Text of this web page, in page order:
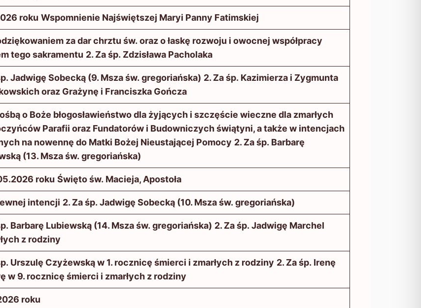
roku Wspomnienie Najświętszej Maryi Panny Fatimskiej
za dar chrztu św. oraz o łaskę rozwoju i owocnej współpracy
tego sakramentu 2. Za śp. Zdzisława Pacholaka
Jadwigę Sobecką (9. Msza św. gregoriańska) 2. Za śp. Kazimierza i Zygmunta
oraz Grażynę i Franciszka Gończa
o Boże błogosławieństwo dla żyjących i szczęście wieczne dla zmarłych
Parafii oraz Fundatorów i Budowniczych świątyni, a także w intencjach
na nowennę do Matki Bożej Nieustającej Pomocy 2. Za śp. Barbarę
(13. Msza św. gregoriańska)
roku Święto św. Macieja, Apostoła
intencji 2. Za śp. Jadwigę Sobecką (10. Msza św. gregoriańska)
Barbarę Lubiewską (14. Msza św. gregoriańska) 2. Za śp. Jadwigę Marchel
z rodziny
Urszulę Czyżewską w 1. rocznicę śmierci i zmarłych z rodziny 2. Za śp. Irenę
w 9. rocznicę śmierci i zmarłych z rodziny
roku